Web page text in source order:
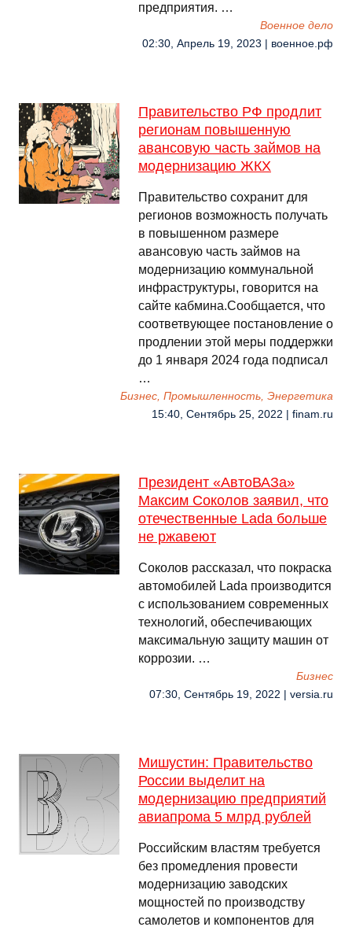
предприятия. …
Военное дело
02:30, Апрель 19, 2023 | военное.рф
Правительство РФ продлит
регионам повышенную
авансовую часть займов на
модернизацию ЖКХ
Правительство сохранит для
регионов возможность получать
в повышенном размере
авансовую часть займов на
модернизацию коммунальной
инфраструктуры, говорится на
сайте кабмина.Сообщается, что
соответвующее постановление о
продлении этой меры поддержки
до 1 января 2024 года подписал
…
Бизнес, Промышленность, Энергетика
15:40, Сентябрь 25, 2022 | finam.ru
Президент «АвтоВАЗа»
Максим Соколов заявил, что
отечественные Lada больше
не ржавеют
Соколов рассказал, что покраска
автомобилей Lada производится
с использованием современных
технологий, обеспечивающих
максимальную защиту машин от
коррозии. …
Бизнес
07:30, Сентябрь 19, 2022 | versia.ru
Мишустин: Правительство
России выделит на
модернизацию предприятий
авиапрома 5 млрд рублей
Российским властям требуется
без промедления провести
модернизацию заводских
мощностей по производству
самолетов и компонентов для